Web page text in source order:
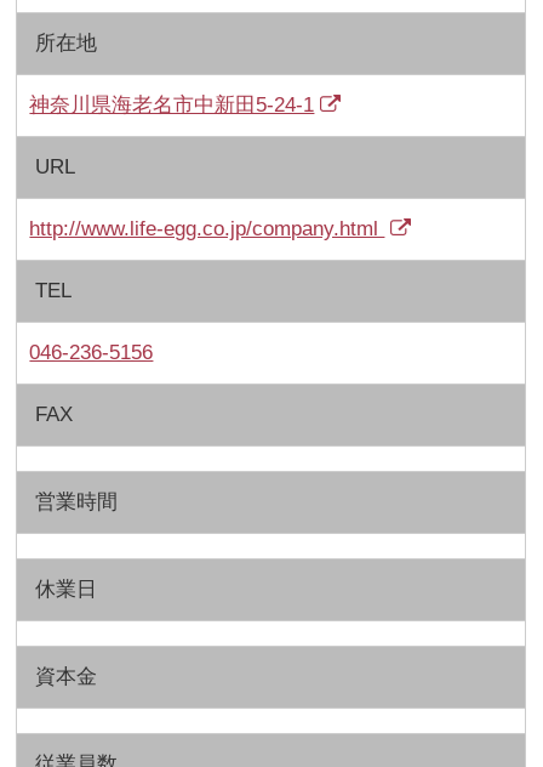
所在地
神奈川県海老名市中新田5-24-1
URL
http://www.life-egg.co.jp/company.html
TEL
046-236-5156
FAX
営業時間
休業日
資本金